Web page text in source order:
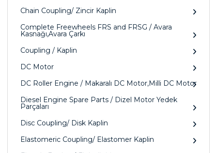
Chain Coupling/ Zincir Kaplin
Complete Freewheels FRS and FRSG / Avara
Kasnağı,Avara Çarkı
Coupling / Kaplin
DC Motor
DC Roller Engine / Makaralı DC Motor,Milli DC Motor
Diesel Engine Spare Parts / Dizel Motor Yedek
Parçaları
Disc Coupling/ Disk Kaplin
Elastomeric Coupling/ Elastomer Kaplin